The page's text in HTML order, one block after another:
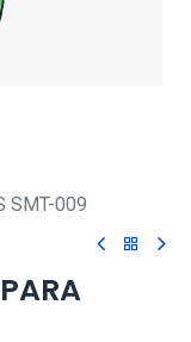
SMT-009